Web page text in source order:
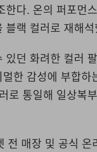
다. 온의 퍼포먼
블랙 컬러로 재해
던 화려한 컬러
한 감성에 부합하
로 통일해 일상복
전 매장 및 공식 온